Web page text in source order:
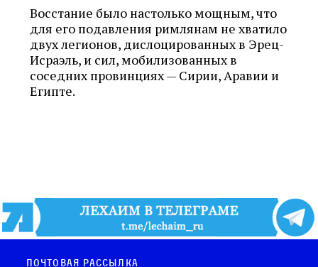
Восстание было настоль­ко мощным, что
для его подавления римлянам не хватило
двух легионов, дислоцированных в Эрец-
Ис­раэль, и сил, мобилизованных в
соседних провинциях — Сирии, Аравии и
Египте.
Почтовая рассылка